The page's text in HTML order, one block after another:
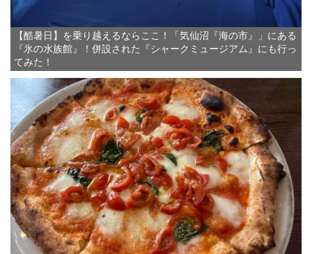
【酷暑日】を乗り越えるならここ！「気仙沼『海の市』」にある
『氷の水族館』！併設された『シャークミュージアム』にも行っ
てみた！